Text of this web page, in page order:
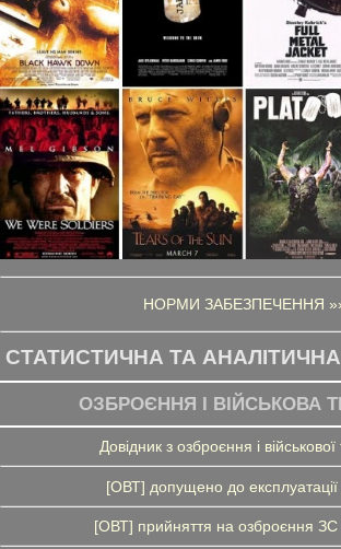
НОРМИ ЗАБЕЗПЕЧЕННЯ
СТАТИСТИЧНА ТА
ОЗБРОЄННЯ І ВІЙСЬКОВА
Довідник з озброєння і військової
[ОВТ] допущено до
[ОВТ] прийняття на озброєння ЗС